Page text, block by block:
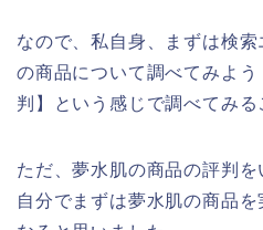
なので、私自身、まずは検
の商品について調べてみよ
判】という感じで調べてみる
ただ、夢水肌の商品の評判を
自分でまずは夢水肌の商品